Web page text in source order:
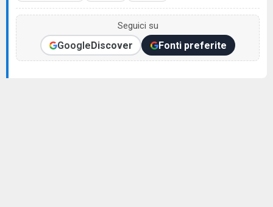
Seguici su
GoogleDiscover Fonti preferite